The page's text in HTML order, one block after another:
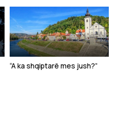
sigurojnë punëtorët
“A ka shqiptarë mes jush?”